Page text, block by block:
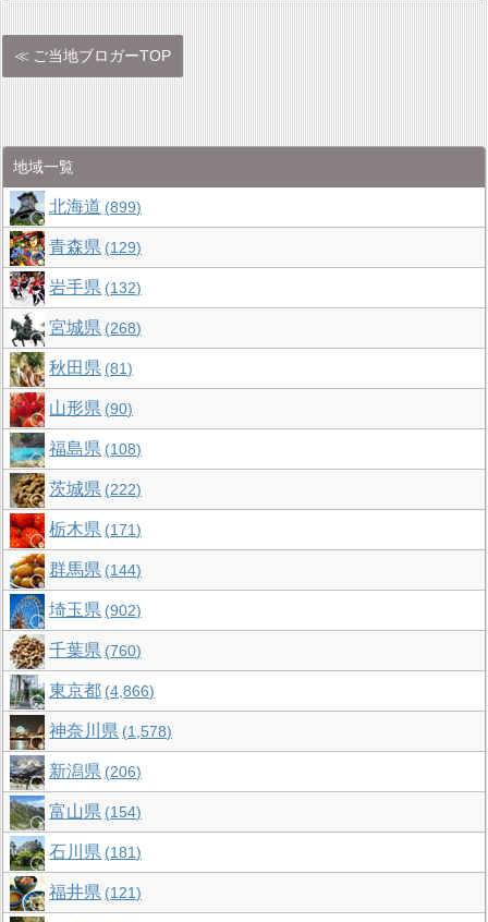
ご当地ブロガーTOP
地域一覧
北海道 899
青森県 129
岩手県 132
宮城県 268
秋田県 81
山形県 90
福島県 108
茨城県 222
栃木県 171
群馬県 144
埼玉県 902
千葉県 760
東京都 4,866
神奈川県 1,578
新潟県 206
富山県 154
石川県 181
福井県 121